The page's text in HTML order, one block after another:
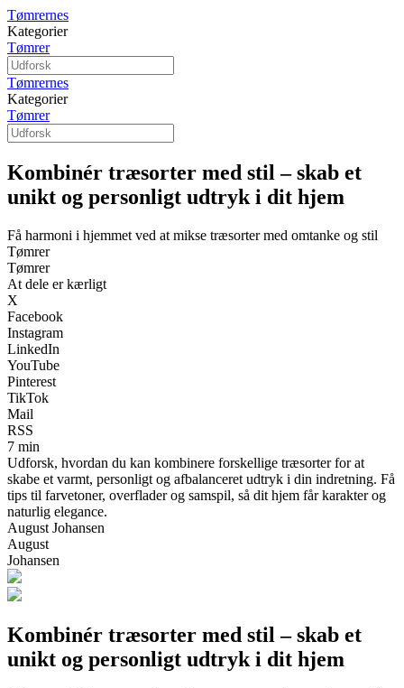
Tømrernes
Kategorier
Tømrer
Tømrernes
Kategorier
Tømrer
Kombinér træsorter med stil – skab et
unikt og personligt udtryk i dit hjem
Få harmoni i hjemmet ved at mikse træsorter med omtanke og stil
Tømrer
Tømrer
At dele er kærligt
X
Facebook
Instagram
LinkedIn
YouTube
Pinterest
TikTok
Mail
RSS
7 min
Udforsk, hvordan du kan kombinere forskellige træsorter for at
skabe et varmt, personligt og afbalanceret udtryk i din indretning. Få
tips til farvetoner, overflader og samspil, så dit hjem får karakter og
naturlig elegance.
August Johansen
August
Johansen
Kombinér træsorter med stil – skab et
unikt og personligt udtryk i dit hjem